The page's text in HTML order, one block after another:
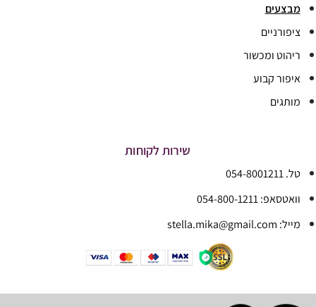
מבצעים
ציפורניים
ריהוט ומכשור
איפור קבוע
מותגים
שירות לקוחות
טל. 054-8001211
וואטסאפ: 054-800-1211
מייל: stella.mika@gmail.com